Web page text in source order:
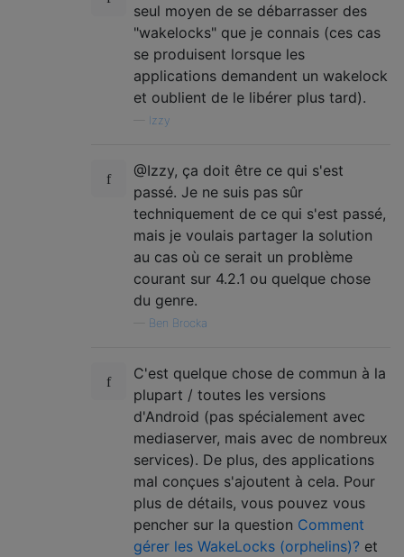
seul moyen de se débarrasser des
"wakelocks" que je connais (ces cas
se produisent lorsque les
applications demandent un wakelock
et oublient de le libérer plus tard).
Izzy
@Izzy, ça doit être ce qui s'est
passé. Je ne suis pas sûr
techniquement de ce qui s'est passé,
mais je voulais partager la solution
au cas où ce serait un problème
courant sur 4.2.1 ou quelque chose
du genre.
Ben Brocka
C'est quelque chose de commun à la
plupart / toutes les versions
d'Android (pas spécialement avec
mediaserver, mais avec de nombreux
services). De plus, des applications
mal conçues s'ajoutent à cela. Pour
plus de détails, vous pouvez vous
pencher sur la question Comment
gérer les WakeLocks (orphelins)? et